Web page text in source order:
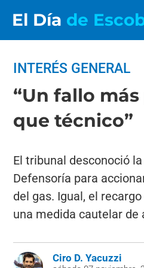
El Día de
INTERÉS GENERAL
“Un fallo
que técnico”
El tribunal desconoció
Defensoría para
del gas. Igual, el
una medida cautelar de
Ciro D. Yacuzzi